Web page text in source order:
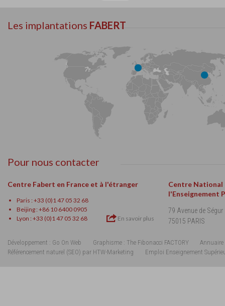
Les implantations FABERT
Pour nous contacter
Centre Fabert en France et à l'étranger
Paris : +33 (0)1 47 05 32 68
Beijing : +86 10 6400 0905
Lyon : +33 (0)1 47 05 32 68
En savoir plus
Centre National
l'Enseignement
79 Avenue de Ségur
75015 PARIS
Développement : Go On Web Graphisme : The Fibonacci FACTORY
Annuaire
Référencement naturel (SEO) par HTW-Marketing
Emploi Enseignement